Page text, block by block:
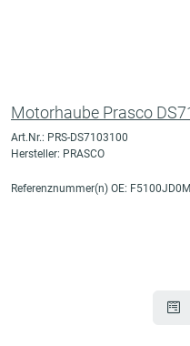
Motorhaube Prasco
Art.Nr.: PRS-DS7103100
Hersteller: PRASCO
Referenznummer(n) OE: